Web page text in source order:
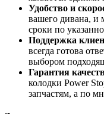
Удобство и
вашего дивана, и
сроки по
Поддержка
всегда готова
выбором
Гарантия
колодки Power
запчастям, а по